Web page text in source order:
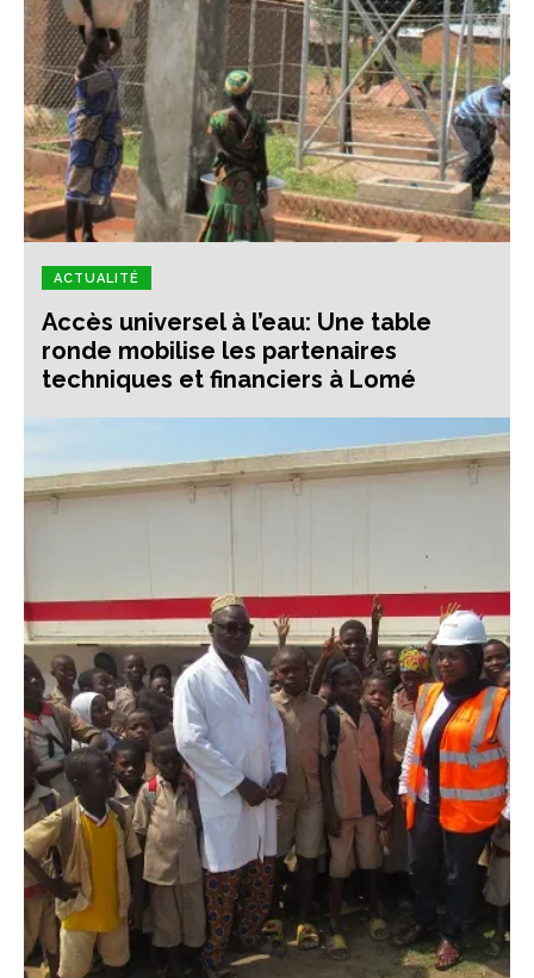
ACTUALITÉ
Accès universel à l’eau: Une table
ronde mobilise les partenaires
techniques et financiers à Lomé